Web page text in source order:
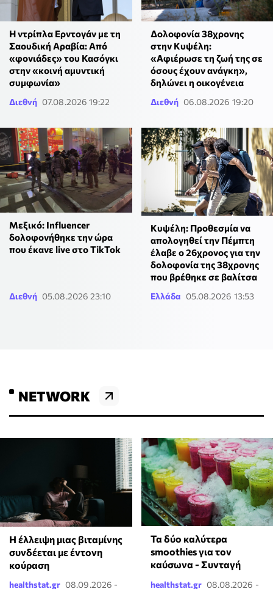
Η ντρίπλα Ερντογάν με τη
Σαουδική Αραβία: Από
«φονιάδες» του Κασόγκι
στην «κοινή αμυντική
συμφωνία»
Διεθνή 07.08.2026 19:22
Δολοφονία 38χρονης
στην Κυψέλη:
«Αφιέρωσε τη ζωή της σε
όσους έχουν ανάγκη»,
δηλώνει η οικογένεια
Διεθνή 06.08.2026 19:20
Μεξικό: Influencer
δολοφονήθηκε την ώρα
που έκανε live στο TikTok
Διεθνή 05.08.2026 23:10
Κυψέλη: Προθεσμία να
απολογηθεί την Πέμπτη
έλαβε ο 26χρονος για την
δολοφονία της 38χρονης
που βρέθηκε σε βαλίτσα
Ελλάδα 05.08.2026 13:53
NETWORK
⁠Η έλλειψη μιας βιταμίνης
συνδέεται με έντονη
κούραση
healthstat.gr 08.09.2026 -
Τα δύο καλύτερα
smoothies για τον
καύσωνα - Συνταγή
healthstat.gr 08.08.2026 -